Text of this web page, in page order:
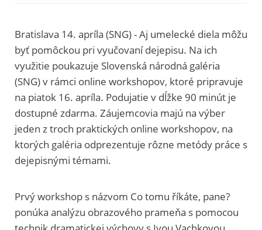
Bratislava 14. apríla (SNG) - Aj umelecké diela môžu
byť pomôckou pri vyučovaní dejepisu. Na ich
využitie poukazuje Slovenská národná galéria
(SNG) v rámci online workshopov, ktoré pripravuje
na piatok 16. apríla. Podujatie v dĺžke 90 minút je
dostupné zdarma. Záujemcovia majú na výber
jeden z troch praktických online workshopov, na
ktorých galéria odprezentuje rôzne metódy práce s
dejepisnými témami.
Prvý workshop s názvom Co tomu říkáte, pane?
ponúka analýzu obrazového prameňa s pomocou